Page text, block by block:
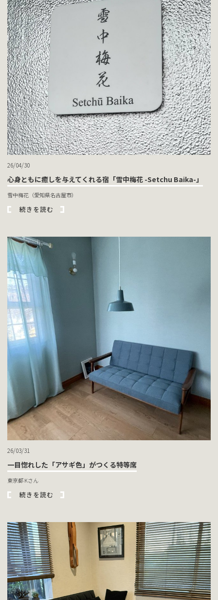
26/04/30
心身ともに癒しを与えてくれる宿「雪中梅花 -Setchu Baika-」
雪中梅花（愛知県名古屋市）
続きを読む
26/03/31
一目惚れした「アサギ色」がつくる特等席
東京都 Kさん
続きを読む